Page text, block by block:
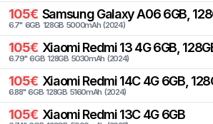
105€ Samsung Galaxy A06 6GB,
6.7" 6GB 128GB 5000mAh (2024)
105€ Xiaomi Redmi 13 4G 6GB,
6.79" 6GB 128GB 5030mAh (2024)
105€ Xiaomi Redmi 14C 4G 6GB,
6.88" 6GB 128GB 5160mAh (2024)
105€ Xiaomi Redmi 13C 4G 6GB